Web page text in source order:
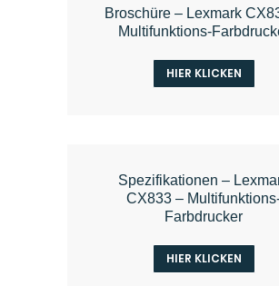
Broschüre – Lexmark
Multifunktions-
HIER KLICKEN
Spezifikationen –
CX833 –
Farbdrucker
HIER KLICKEN